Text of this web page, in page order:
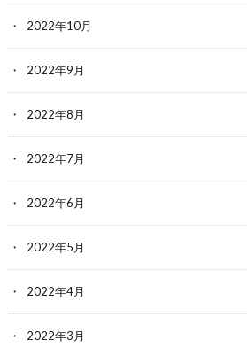
2022年10月
2022年9月
2022年8月
2022年7月
2022年6月
2022年5月
2022年4月
2022年3月